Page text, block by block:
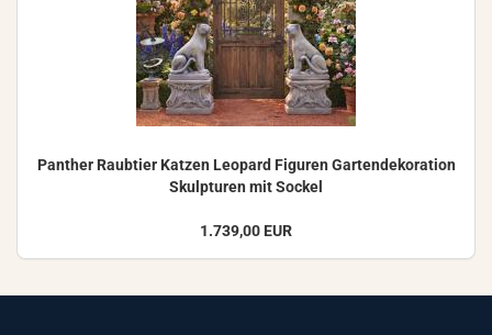
Pan­ther Raub­tier Kat­zen Leo­pard Fi­gu­ren Gar­ten­de­ko­ra­ti­on
Skulp­tu­ren mit So­ckel
1.739,00 EUR